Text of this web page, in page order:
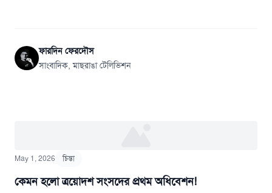
ফারদিন ফেরদৌস
সাংবাদিক, মাছরাঙা টেলিভিশন
May 1, 2026 চিন্তা
কেমন হলো ত্রয়োদশ সংসদের প্রথম অধিবেশন!